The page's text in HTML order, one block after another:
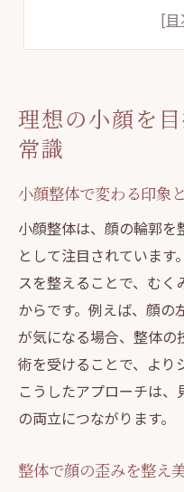
東京で話題の
整体選びで後
ダイエットにも
整体施術で痩
整体とダイエ
整体を活用し
話題の整体ダ
整体でモチベ
美しさを磨くた
整体で得られ
美容整体の正
整体で自信を
理想の小顔を
常識
小顔整体で変わる印象
小顔整体は、顔の輪郭
として注目されていま
スを整えることで、む
からです。例えば、顔の
が気になる場合、整体
術を受けることで、より
こうしたアプローチは
の両立につながります。
整体で顔の歪みを整え